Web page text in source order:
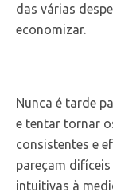
das várias
economizar.
Nunca é tarde
e tentar tornar
consistentes e
pareçam
intuitivas à